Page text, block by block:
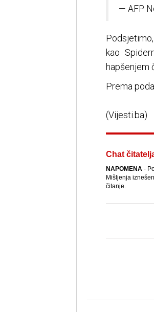
— AFP
kao
hapšenjem
Prema
(Vijesti.ba)
Chat
NAPOMENA-
Mišljenja
čitanje.